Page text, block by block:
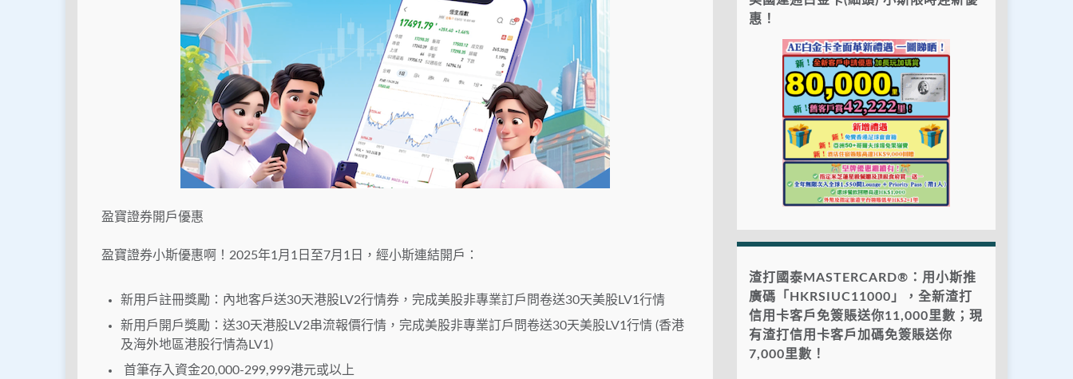
盈寶證券開戶優惠
盈寶證券小斯優惠啊！2025年1月1日至7月1日，經小斯連結開戶：
新用戶註冊獎勵：內地客戶送30天港股LV2行情券，完成美股非專業訂戶問卷送30天美股LV1行情
新用戶開戶獎勵：送30天港股LV2串流報價行情，完成美股非專業訂戶問卷送30天美股LV1行情 (香港
及海外地區港股行情為LV1)
首筆存入資金20,000-299,999港元或以上
惠！
渣打國泰MASTERCARD®：用小斯推
廣碼「HKRSIUC11000」，全新渣打
信用卡客戶免簽賬送你11,000里數；現
有渣打信用卡客戶加碼免簽賬送你
7,000里數！